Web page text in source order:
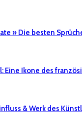
» Die besten
Eine Ikone des
& Werk des